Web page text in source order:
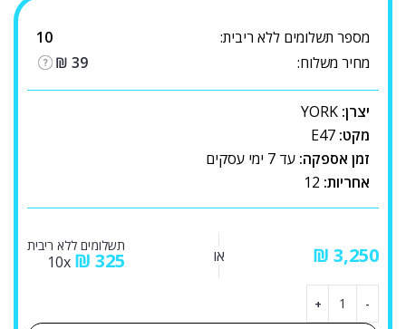
מספר תשלומים ללא ריבית:
10
מחיר משלוח:
₪ 39
יצרן: YORK
מקט: E47
זמן אספקה: עד 7 ימי עסקים
אחריות: 12
₪ או
תשלומים ללא ריבית
₪ 325